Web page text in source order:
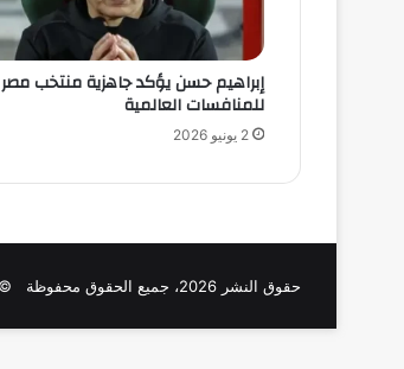
إبراهيم حسن يؤكد جاهزية منتخب مصر
للمنافسات العالمية
2 يونيو 2026
حقوق النشر 2026، جميع الحقوق محفوظة © نبأ مصر